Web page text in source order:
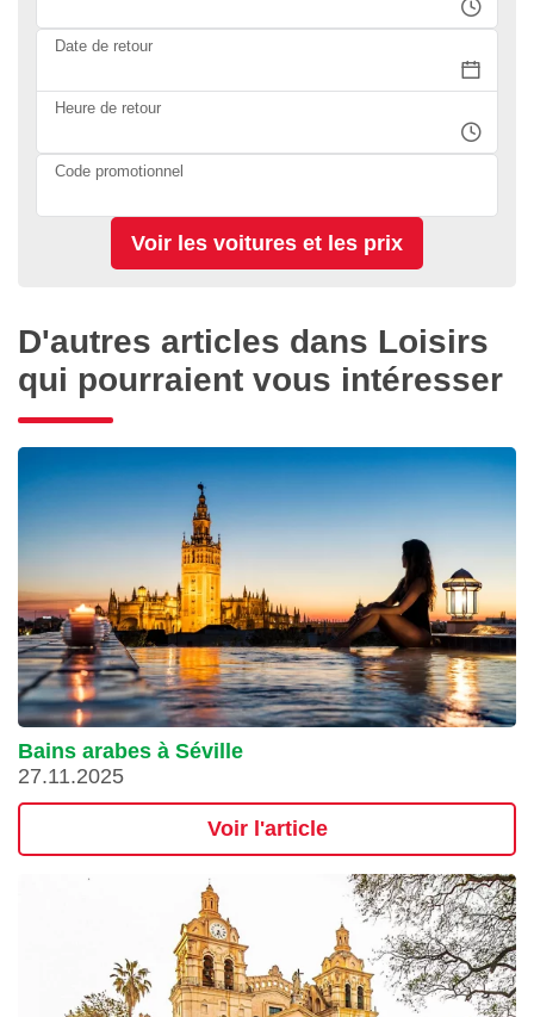
Date de retour
Heure de retour
Code promotionnel
D'autres articles dans Loisirs
qui pourraient vous intéresser
Bains arabes à Séville
27.11.2025
Voir l'article